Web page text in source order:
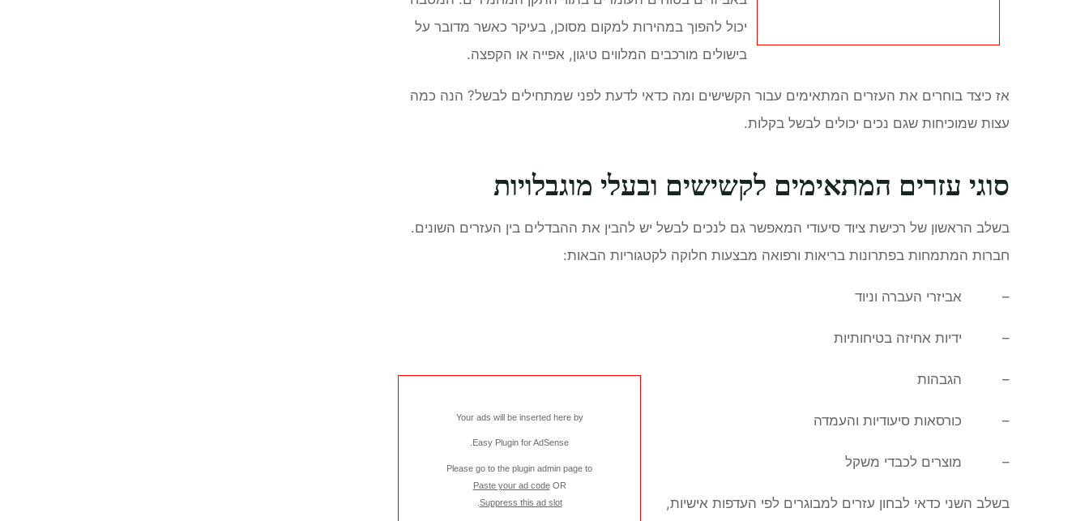
יכול להפוך במהירות למקום מסוכן, בעיקר כאשר מדובר על
בישולים מורכבים המלווים טיגון, אפייה או הקפצה.
אז כיצד בוחרים את העזרים המתאימים עבור הקשישים ומה כדאי לדעת לפני שמתחילים לבשל? הנה כמה
עצות שמוכיחות שגם נכים יכולים לבשל בקלות.
סוגי עזרים המתאימים לקשישים ובעלי מוגבלויות
בשלב הראשון של רכישת ציוד סיעודי המאפשר גם לנכים לבשל יש להבין את ההבדלים בין העזרים השונים.
חברות המתמחות בפתרונות בריאות ורפואה מבצעות חלוקה לקטגוריות הבאות:
– אביזרי העברה וניוד
– ידיות אחיזה בטיחותיות
Your ads will be inserted here by
Easy Plugin for AdSense
Please go to the plugin admin page to
Paste your ad codeOR
Suppress this ad slot
– הגבהות
– כורסאות סיעודיות והעמדה
– מוצרים לכבדי משקל
בשלב השני כדאי לבחון עזרים למבוגרים לפי העדפות אישיות,